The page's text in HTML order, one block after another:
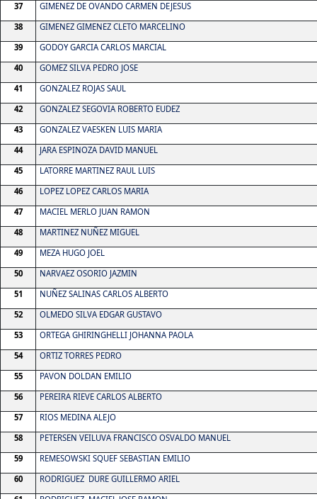
37
GIMENEZ DE OVANDO CARMEN DEJESUS
38
GIMENEZ GIMENEZ CLETO MARCELINO
39
GODOY GARCIA CARLOS MARCIAL
40
GOMEZ SILVA PEDRO JOSE
41
GONZALEZ ROJAS SAUL
42
GONZALEZ SEGOVIA ROBERTO EUDEZ
43
GONZALEZ VAESKEN LUIS MARIA
44
JARA ESPINOZA DAVID MANUEL
45
LATORRE MARTINEZ RAUL LUIS
46
LOPEZ LOPEZ CARLOS MARIA
47
MACIEL MERLO JUAN RAMON
48
MARTINEZ NUÑEZ MIGUEL
49
MEZA HUGO JOEL
50
NARVAEZ OSORIO JAZMIN
51
NUÑEZ SALINAS CARLOS ALBERTO
52
OLMEDO SILVA EDGAR GUSTAVO
53
ORTEGA GHIRINGHELLI JOHANNA PAOLA
54
ORTIZ TORRES PEDRO
55
PAVON DOLDAN EMILIO
56
PEREIRA RIEVE CARLOS ALBERTO
57
RIOS MEDINA ALEJO
58
PETERSEN VEILUVA FRANCISCO OSVALDO MANUEL
59
REMESOWSKI SQUEF SEBASTIAN EMILIO
60
RODRIGUEZ DURE GUILLERMO ARIEL